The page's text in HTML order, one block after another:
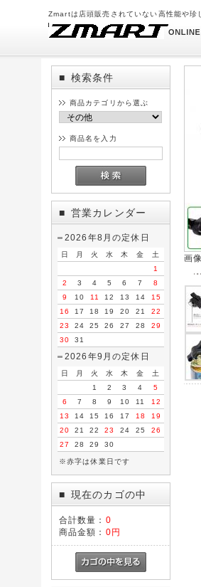
Zmartは店頭販売されていない高性能や珍
■ 検索条件
商品カテゴリから選ぶ
商品名を入力
■ 営業カレンダー
2026年8月の定休日
日 月 火 水 木 金
土
1
2
3 4 5 6 7
8
9
10 11 12 13 14
15
16
17 18 19 20 21
22
23
24 25 26 27 28
29
30
31
2026年9月の定休日
日 月 火 水 木 金
土
1
2 3 4
5
6
7 8 9 10 11
12
13
14 15 16 17 18
19
20
21 22 23 24 25
26
27
28 29 30
※赤字は休業日です
■ 現在のカゴの中
合計数量： 0
商品金額： 0円
画